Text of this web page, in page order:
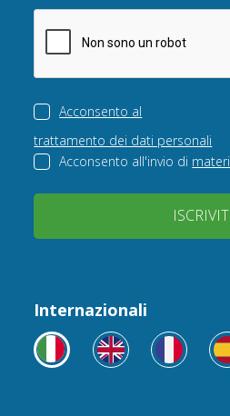
Acconsento al
trattamento dei dati personali
Acconsento all'invio di
Internazionali